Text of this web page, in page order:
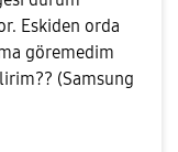
Eskiden orda
göremedim
(Samsung